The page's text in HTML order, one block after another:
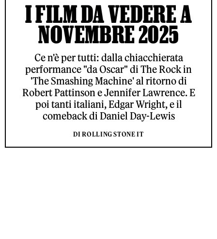
I FILM DA VEDERE A
NOVEMBRE 2025
Ce n'è per tutti: dalla chiacchierata
performance "da Oscar" di The Rock in
'The Smashing Machine' al ritorno di
Robert Pattinson e Jennifer Lawrence. E
poi tanti italiani, Edgar Wright, e il
comeback di Daniel Day-Lewis
DI ROLLING STONE IT